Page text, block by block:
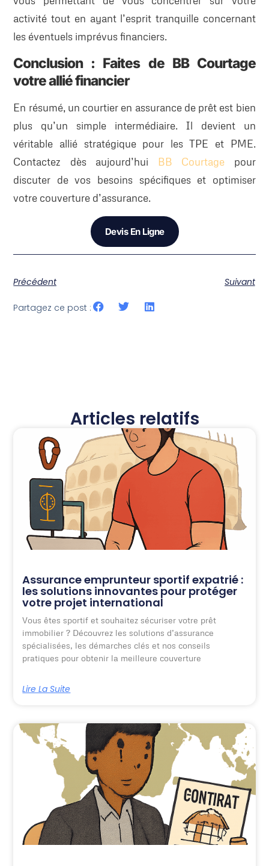
activité tout en ayant l’esprit tranquille concernant
les éventuels imprévus financiers.
Conclusion : Faites de BB Courtage
votre allié financier
En résumé, un courtier en assurance de prêt est bien
plus qu’un simple intermédiaire. Il devient un
véritable allié stratégique pour les TPE et PME.
Contactez dès aujourd’hui BB Courtage pour
discuter de vos besoins spécifiques et optimiser
votre couverture d’assurance.
Devis En Ligne
Précédent Suivant
Partagez ce post :
Articles relatifs
Assurance emprunteur sportif expatrié :
les solutions innovantes pour protéger
votre projet international
Vous êtes sportif et souhaitez sécuriser votre prêt
immobilier ? Découvrez les solutions d’assurance
spécialisées, les démarches clés et nos conseils
pratiques pour obtenir la meilleure couverture
Lire La Suite